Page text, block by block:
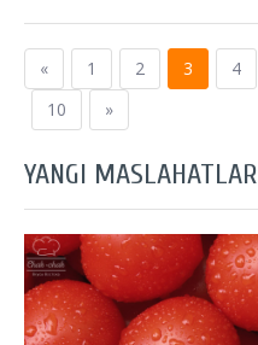
« 1 2 3 4
10
»
YANGI MASLAHATLAR